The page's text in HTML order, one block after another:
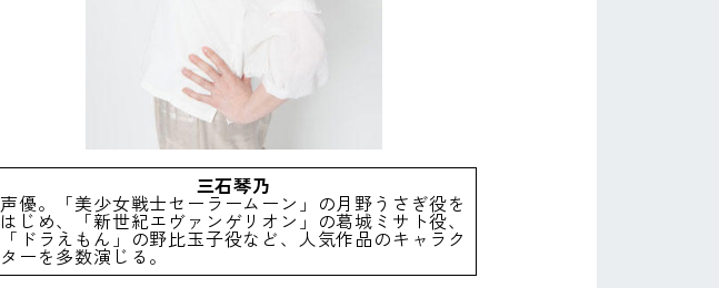
三石琴乃
声優。「美少女戦士セーラームーン」の月野うさぎ役を
はじめ、「新世紀エヴァンゲリオン」の葛城ミサト役、
「ドラえもん」の野比玉子役など、人気作品のキャラク
ターを多数演じる。